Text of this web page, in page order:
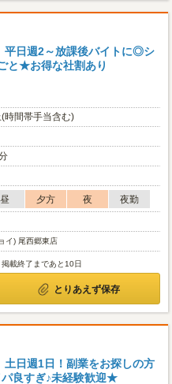
平日週2～放課後バイトに◎シ
と★お得な社割あり
時間帯手当含む)
昼 夕方 夜
夜勤
イ) 尾西郷東店
掲載終了まであと10日
とりあえず保存
土日週1日！副業をお探しの方
良すぎ♪未経験歓迎★